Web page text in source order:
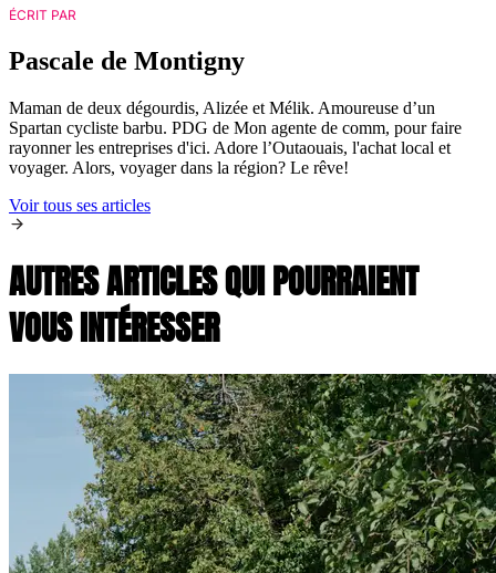
ÉCRIT PAR
Pascale de Montigny
Maman de deux dégourdis, Alizée et Mélik. Amoureuse d’un
Spartan cycliste barbu. PDG de Mon agente de comm, pour faire
rayonner les entreprises d'ici. Adore l’Outaouais, l'achat local et
voyager. Alors, voyager dans la région? Le rêve!
Voir tous ses articles
AUTRES ARTICLES QUI POURRAIENT
VOUS INTÉRESSER